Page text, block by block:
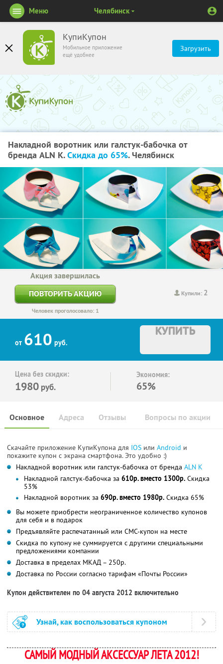
КупиКупон
Мобильное приложение
ещё удобнее
Загрузить
Меню Челябинск
Накладной воротник или галстук-бабочка от
бренда ALN K.Скидка до 65%. Челябинск
Купили: 2
Акция завершилась
ПОВТОРИТЬ АКЦИЮ
Человек проголосовало: 1
от 610 руб.
КУПИТЬ
Цена без скидки:
1980 руб.
Экономия:
65%
Основное Отзывы Вопросы по акции
Адреса
Скачайте приложение КупиКупона для IOS или Android и
покажите купон с экрана смартфона. Это удобно :)
Накладной воротник или галстук-бабочка от бренда ALN K
Накладной галстук-бабочка за 610р. вместо 1300р. Скидка
53%
Накладной воротник за 690р. вместо 1980р. Скидка 65%
Вы можете приобрести неограниченное количество купонов
для себя и в подарок
Предъявляйте распечатанный или СМС-купон на месте
Скидка по купону не суммируется с другими специальными
предложениями компании
Доставка в пределах МКАД – 250р.
Доставка по России согласно тарифам «Почты России»
Купон действителен по 04 августа 2012 включительно
Узнай, как воспользоваться купоном
САМЫЙ МОДНЫЙ АКСЕССУАР ЛЕТА 2012!